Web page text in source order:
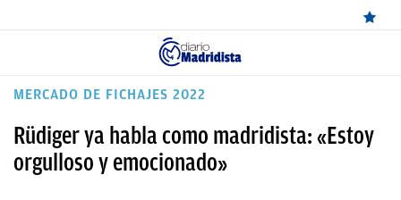
ÚLTIMAS
REAL
MERCADO DE FICHAJES 2022
Rüdiger ya habla como madridista: «Estoy
orgulloso y emocionado»